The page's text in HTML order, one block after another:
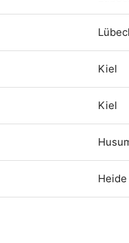
Kiel
Kiel
Heide